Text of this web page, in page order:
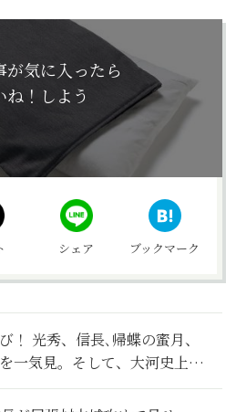
が気に入ったら
ね！しよう
シェア ブックマーク
！ 光秀、信長､帰蝶の蜜月、
一気見。そして、大河史上初
ろう【麒麟がくる 満喫リポー